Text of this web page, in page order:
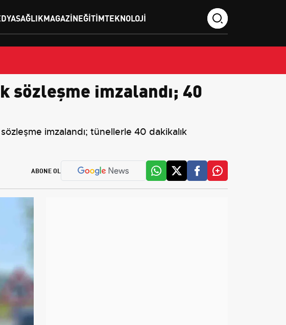
SAĞLIKMAGAZINEĞITIMTEKNOLOJI
sözleşme imzalandı; 40
imzalandı; tünellerle 40 dakikalık
ABONE OL